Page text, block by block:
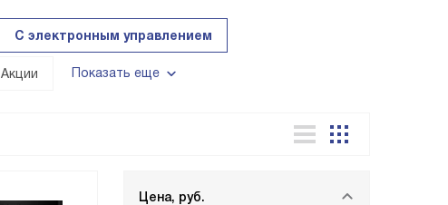
С электронным управлением
Акции Показать еще
Цена, руб.